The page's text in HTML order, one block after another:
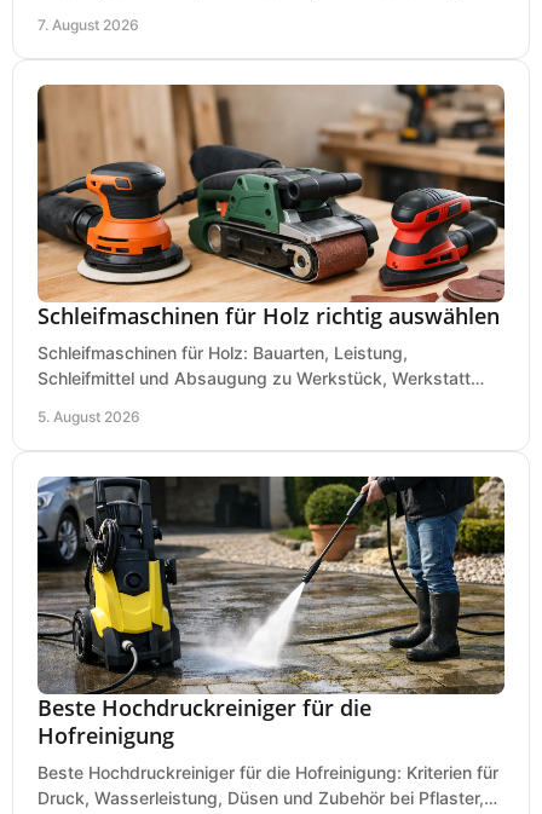
7. August 2026
Schleifmaschinen für Holz richtig auswählen
Schleifmaschinen für Holz: Bauarten, Leistung,
Schleifmittel und Absaugung zu Werkstück, Werkstatt
5. August 2026
Beste Hochdruckreiniger für die
Hofreinigung
Beste Hochdruckreiniger für die Hofreinigung: Kriterien für
Druck, Wasserleistung, Düsen und Zubehör bei Pflaster,